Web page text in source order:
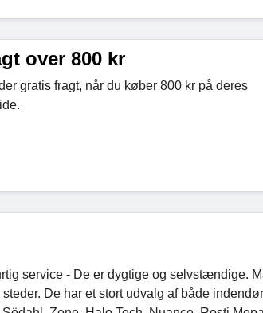
over 800 kr
gratis fragt, når du køber 800 kr på deres
service - De er dygtige og selvstændige.
De har et stort udvalg af både